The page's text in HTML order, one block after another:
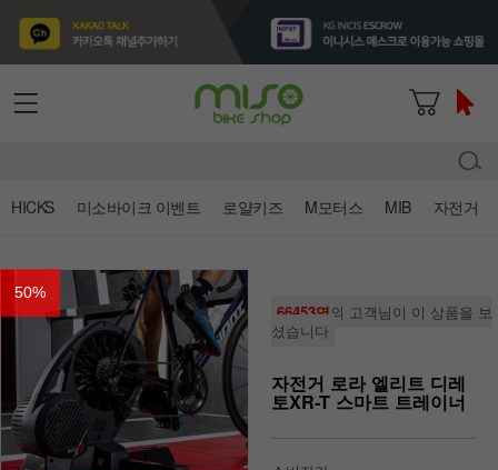
HICKS 미소바이크 이벤트 로얄키즈 M모터스 MIB 자전거
50%
66453명의 고객님이 이 상품을 보
셨습니다
자전거 로라 엘리트 디레
토XR-T 스마트 트레이너